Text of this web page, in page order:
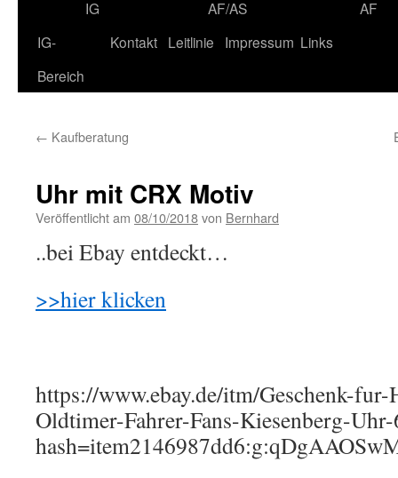
IG
AF/AS
AF
IG-
Bereich
Kontakt Leitlinie Impressum Links
← Kaufberatung
Uhr mit CRX Motiv
Veröffentlicht am 08/10/2018von Bernhard
..bei Ebay entdeckt…
>>hier klicken
https://www.ebay.de/itm/Geschenk-
Oldtimer-Fahrer-Fans-Kiesenberg-